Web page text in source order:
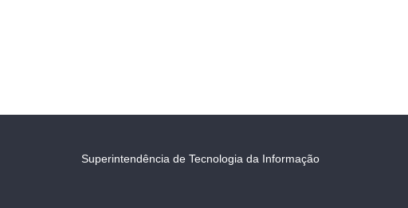
Superintendência de Tecnologia da Informação